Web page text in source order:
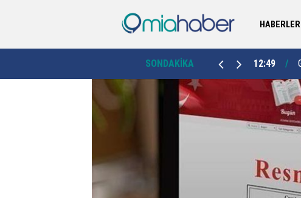
HABERLER
SONDAKİKA
Gönüllülük Kanunu için ortak akıl buluşması